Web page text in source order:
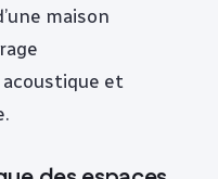
maison
et